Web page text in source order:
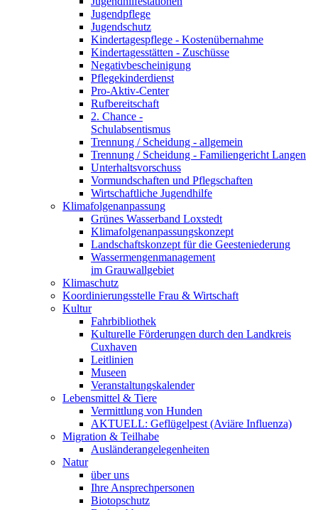
Jugendpflege
Jugendschutz
Kindertagespflege - Kostenübernahme
Kindertagesstätten - Zuschüsse
Negativbescheinigung
Pflegekinderdienst
Pro-Aktiv-Center
Rufbereitschaft
2. Chance -
Schulabsentismus
Trennung / Scheidung - allgemein
Trennung / Scheidung - Familiengericht Langen
Unterhaltsvorschuss
Vormundschaften und Pflegschaften
Wirtschaftliche Jugendhilfe
Klimafolgenanpassung
Grünes Wasserband Loxstedt
Klimafolgenanpassungskonzept
Landschaftskonzept für die Geesteniederung
Wassermengenmanagement
im Grauwallgebiet
Klimaschutz
Koordinierungsstelle Frau & Wirtschaft
Kultur
Fahrbibliothek
Kulturelle Förderungen durch den Landkreis
Cuxhaven
Leitlinien
Museen
Veranstaltungskalender
Lebensmittel & Tiere
Vermittlung von Hunden
AKTUELL: Geflügelpest (Aviäre Influenza)
Migration & Teilhabe
Ausländerangelegenheiten
Natur
über uns
Ihre Ansprechpersonen
Biotopschutz